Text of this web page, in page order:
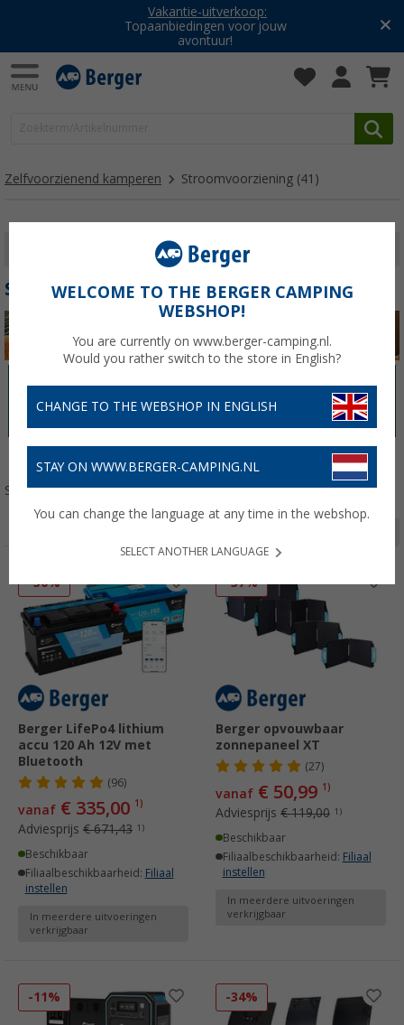
Vakantie-uitverkoop:
Topaanbiedingen voor jouw
avontuur!
Zelfvoorzienend kamperen Stroomvoorziening (41)
FILTER WEERGEVEN
STROOMVOORZIENING
Stroomvoorziening Watervoorziening
Sorteren:
-50%
Berger LifePo4 lithium
accu 120 Ah 12V met
Bluetooth
(96)
vanaf € 335,00 1)
Adviesprijs € 671,43 1)
Beschikbaar
Filiaalbeschikbaarheid: Filiaal
instellen
In meerdere uitvoeringen
verkrijgbaar
-57%
Berger opvouwbaar
zonnepaneel XT
(27)
vanaf € 50,99 1)
Adviesprijs € 119,00 1)
Beschikbaar
Filiaalbeschikbaarheid: Filiaal
instellen
In meerdere uitvoeringen
verkrijgbaar
-11% -34%
WELCOME TO THE BERGER CAMPING
WEBSHOP!
You are currently on www.berger-camping.nl.
Would you rather switch to the store in English?
CHANGE TO THE WEBSHOP IN ENGLISH
STAY ON WWW.BERGER-CAMPING.NL
You can change the language at any time in the webshop.
SELECT ANOTHER LANGUAGE